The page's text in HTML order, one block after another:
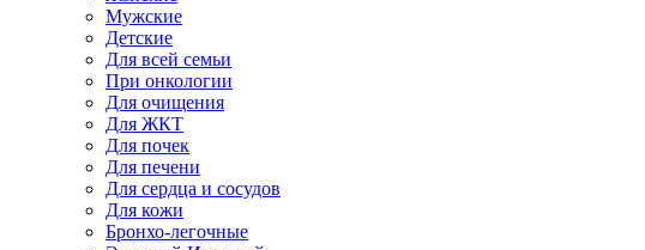
Мужские
Детские
Для всей семьи
При онкологии
Для очищения
Для ЖКТ
Для почек
Для печени
Для сердца и сосудов
Для кожи
Бронхо-легочные